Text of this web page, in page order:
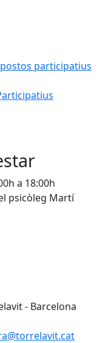
participatius
a 18:00h
psicòleg Martí
- Barcelona